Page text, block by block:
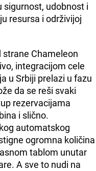
sigurnost, udobnost i
resursa i održivijoj
strane Chameleon
integracijom cele
u Srbiji prelazi u fazu
da se reši svaki
rezervacijama
i slično.
automatskog
ogromna količina
tablom unutar
A sve to nudi na